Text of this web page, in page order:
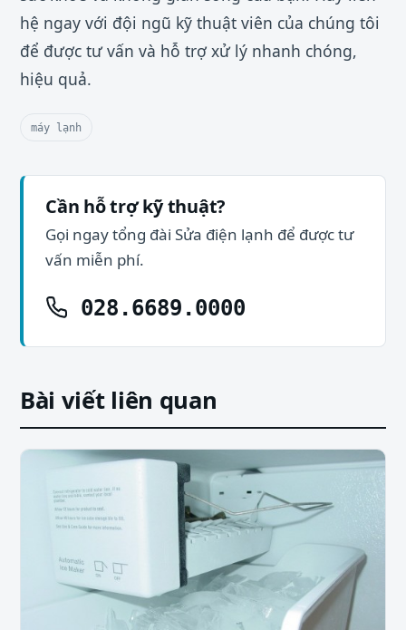
hệ ngay với đội ngũ kỹ thuật viên của chúng tôi
để được tư vấn và hỗ trợ xử lý nhanh chóng,
hiệu quả.
máy lạnh
Cần hỗ trợ kỹ thuật?
Gọi ngay tổng đài Sửa điện lạnh để được tư
vấn miễn phí.
028.6689.0000
Bài viết liên quan